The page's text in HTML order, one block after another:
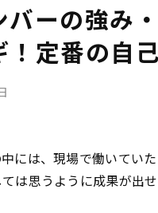
バーの強み
！定番の自
には、現場で働いてい
は思うように成果が出